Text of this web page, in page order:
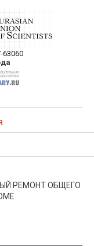
—
в
журнале
научных статей в
РЕМОНТ ОБЩЕГО